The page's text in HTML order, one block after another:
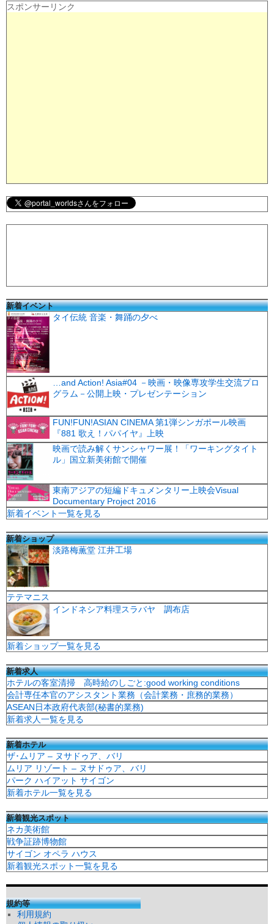
スポンサーリンク
新着イベント
タイ伝統 音楽・舞踊の夕べ
…and Action! Asia#04 －映画・映像専攻学生交流プロ
グラム－公開上映・プレゼンテーション
FUN!FUN!ASIAN CINEMA 第1弾シンガポール映画
『881 歌え！パパイヤ』上映
映画で読み解くサンシャワー展！「ワーキングタイト
ル」国立新美術館で開催
東南アジアの短編ドキュメンタリー上映会Visual
Documentary Project 2016
新着イベント一覧を見る
新着ショップ
淡路梅薫堂 江井工場
テテマニス
インドネシア料理スラバヤ 調布店
新着ショップ一覧を見る
新着求人
ホテルの客室清掃 高時給のしごと:good working conditions
会計専任本官のアシスタント業務（会計業務・庶務的業務）
ASEAN日本政府代表部(秘書的業務)
新着求人一覧を見る
新着ホテル
ザ･ムリア – ヌサドゥア、バリ
ムリア リゾート – ヌサドゥア、バリ
パーク ハイアット サイゴン
新着ホテル一覧を見る
新着観光スポット
ネカ美術館
戦争証跡博物館
サイゴン オペラ ハウス
新着観光スポット一覧を見る
規約等
利用規約